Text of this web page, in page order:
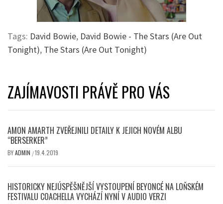
Tags: David Bowie, David Bowie - The Stars (Are Out
Tonight), The Stars (Are Out Tonight)
ZAJÍMAVOSTI PRÁVĚ PRO VÁS
AMON AMARTH ZVEŘEJNILI DETAILY K JEJICH NOVÉM ALBU
“BERSERKER”
BYADMIN /19.4.2019
HISTORICKY NEJÚSPĚŠNĚJŠÍ VYSTOUPENÍ BEYONCÉ NA LOŇSKÉM
FESTIVALU COACHELLA VYCHÁZÍ NYNÍ V AUDIO VERZI